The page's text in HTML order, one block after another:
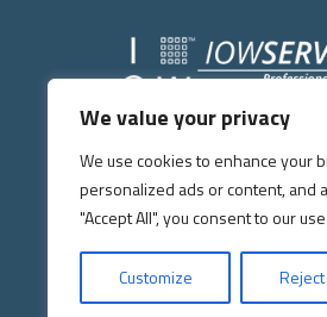
We value your privacy
We use cookies to enhance your
personalized ads or content, and
"Accept All", you consent to our
Customize Reject
Copyright © 2026 IOW SERVICE . All right's
Zgodnie z art. 156 ust. 1 pkt 3
zarejestrowanego oznaczenia lub
posiada w swojej ofercie